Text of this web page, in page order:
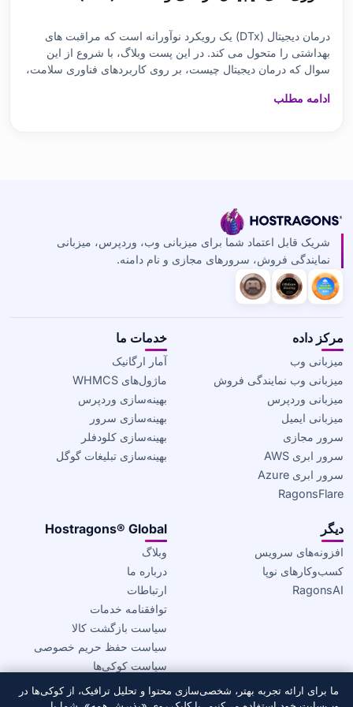
درمان دیجیتال (DTx) یک رویکرد نوآورانه است که مراقبت های
بهداشتی را متحول می کند. در این پست وبلاگ، با شروع از این
سوال که درمان دیجیتال چیست، بر روی کاربردهای فناوری سلامت،
جایگاه درمان دیجیتال در بخش مراقبت های بهداشتی، مشکلات پیش
ادامه مطلب
شریک قابل اعتماد شما برای میزبانی وب، وردپرس، میزبانی
نمایندگی فروش، سرورهای مجازی و نام دامنه.
مرکز داده
میزبانی وب
میزبانی وب نمایندگی فروش
میزبانی وردپرس
میزبانی ایمیل
سرور مجازی
سرور ابری AWS
سرور ابری Azure
RagonsFlare
خدمات ما
آمار ارگانیک
ماژول‌های WHMCS
بهینه‌سازی وردپرس
بهینه‌سازی سرور
بهینه‌سازی کلودفلر
بهینه‌سازی تبلیغات گوگل
دیگر
افزونه‌های سرویس
کسب‌وکارهای نوپا
RagonsAI
Hostragons® Global
وبلاگ
درباره ما
ارتباطات
توافقنامه خدمات
سیاست بازگشت کالا
سیاست حفظ حریم خصوصی
سیاست کوکی‌ها
© 2020–2026 Hostragons® Global — یکی از برندهای Draconis
ما برای ارائه تجربه بهتر، شخصی‌سازی محتوا و تحلیل ترافیک، از کوکی‌ها در